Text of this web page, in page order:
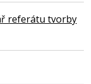
referátu tvorby